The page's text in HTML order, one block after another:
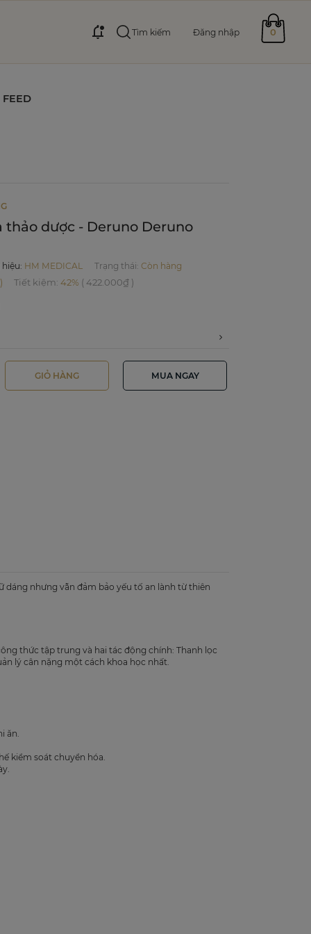
Tìm kiếm Đăng nhập 0
FEED
thảo dược - Deruno Deruno
: HM MEDICAL Trạng thái: Còn hàng
Tiết kiệm:42% ( 422.000₫ )
GIỎ HÀNG MUA NGAY
dáng nhưng vẫn đảm bảo yếu tố an lành từ thiên
thức tập trung và hai tác động chính: Thanh lọc
lý cân nặng một cách khoa học nhất.
ăn.
kiểm soát chuyển hóa.